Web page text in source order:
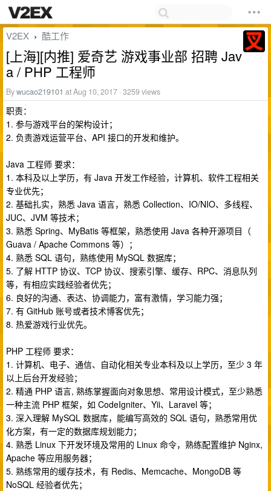
V2EX › 酷工作
[上海][内推] 爱奇艺 游戏事业部 招聘 Jav
a / PHP 工程师
Bywucao219101 at Aug 10, 2017 · 3259 views
职责：
1. 参与游戏平台的架构设计；
2. 负责游戏运营平台、API 接口的开发和维护。
Java 工程师 要求：
1. 本科及以上学历，有 Java 开发工作经验，计算机、软件工程相关
专业优先；
2. 基础扎实，熟悉 Java 语言，熟悉 Collection、IO/NIO、多线程、
JUC、JVM 等技术；
3. 熟悉 Spring、MyBatis 等框架，熟悉使用 Java 各种开源项目（
Guava / Apache Commons 等）；
4. 熟悉 SQL 语句，熟练使用 MySQL 数据库；
5. 了解 HTTP 协议、TCP 协议、搜索引擎、缓存、RPC、消息队列
等，有相应实践经验者优先；
6. 良好的沟通、表达、协调能力，富有激情，学习能力强；
7. 有 GitHub 账号或者技术博客优先；
8. 热爱游戏行业优先。
PHP 工程师 要求：
1. 计算机、电子、通信、自动化相关专业本科及以上学历，至少 3 年
以上后台开发经验；
2. 精通 PHP 语言, 熟练掌握面向对象思想、常用设计模式，至少熟悉
一种主流 PHP 框架，如 CodeIgniter、Yii、Laravel 等；
3. 深入理解 MySQL 数据库，能编写高效的 SQL 语句，熟悉常用优
化方案，有一定的数据库规划能力；
4. 熟悉 Linux 下开发环境及常用的 Linux 命令，熟练配置维护 Nginx,
Apache 等应用服务器；
5. 熟练常用的缓存技术，有 Redis、Memcache、MongoDB 等
NoSQL 经验者优先；